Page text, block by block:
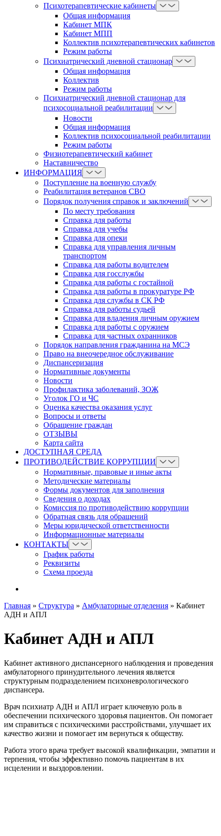
Психотерапевтические кабинеты
Общая информация
Кабинет МПК
Кабинет МПП
Коллектив психотерапевтических кабинетов
Режим работы
Психиатрический дневной стационар
Общая информация
Коллектив
Режим работы
Психиатрический дневной стационар для
психосоциальной реабилитации
Новости
Общая информация
Коллектив психосоциальной реабилитации
Режим работы
Физиотерапевтический кабинет
Наставничество
ИНФОРМАЦИЯ
Поступление на военную службу
Реабилитация ветеранов СВО
Порядок получения справок и заключений
По месту требования
Справка для работы
Справка для учебы
Справка для опеки
Справка для управления личным
транспортом
Справка для работы водителем
Справка для госслужбы
Справка для работы с гостайной
Справка для работы в прокуратуре РФ
Справка для службы в СК РФ
Справка для работы судьей
Справка для владения личным оружием
Справка для работы с оружием
Справка для частных охранников
Порядок направления гражданина на МСЭ
Право на внеочередное обслуживание
Диспансеризация
Нормативные документы
Новости
Профилактика заболеваний, ЗОЖ
Уголок ГО и ЧС
Оценка качества оказания услуг
Вопросы и ответы
Обращение граждан
ОТЗЫВЫ
Карта сайта
ДОСТУПНАЯ СРЕДА
ПРОТИВОДЕЙСТВИЕ КОРРУПЦИИ
Нормативные, правовые и иные акты
Методические материалы
Формы документов для заполнения
Сведения о доходах
Комиссия по противодействию коррупции
Обратная связь для обращений
Меры юридической ответственности
Информационные материалы
КОНТАКТЫ
График работы
Реквизиты
Схема проезда
Главная » Структура » Амбулаторные отделения » Кабинет
АДН и АПЛ
Кабинет АДН и АПЛ
Кабинет активного диспансерного наблюдения и проведения
амбулаторного принудительного лечения является
структурным подразделением психоневрологического
диспансера.
Врач психиатр АДН и АПЛ играет ключевую роль в
обеспечении психического здоровья пациентов. Он помогает
им справиться с психическими расстройствами, улучшает их
качество жизни и помогает им вернуться к обществу.
Работа этого врача требует высокой квалификации, эмпатии и
терпения, чтобы эффективно помочь пациентам в их
исцелении и выздоровлении.